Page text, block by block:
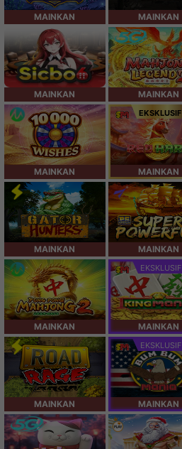
MAINKAN MAINKAN
MAINKAN MAINKAN
MAINKAN
EKSKLUSIF
MAINKAN
MAINKAN MAINKAN
MAINKAN
EKSKLUSIF
MAINKAN
MAINKAN
EKSKLUSIF
MAINKAN